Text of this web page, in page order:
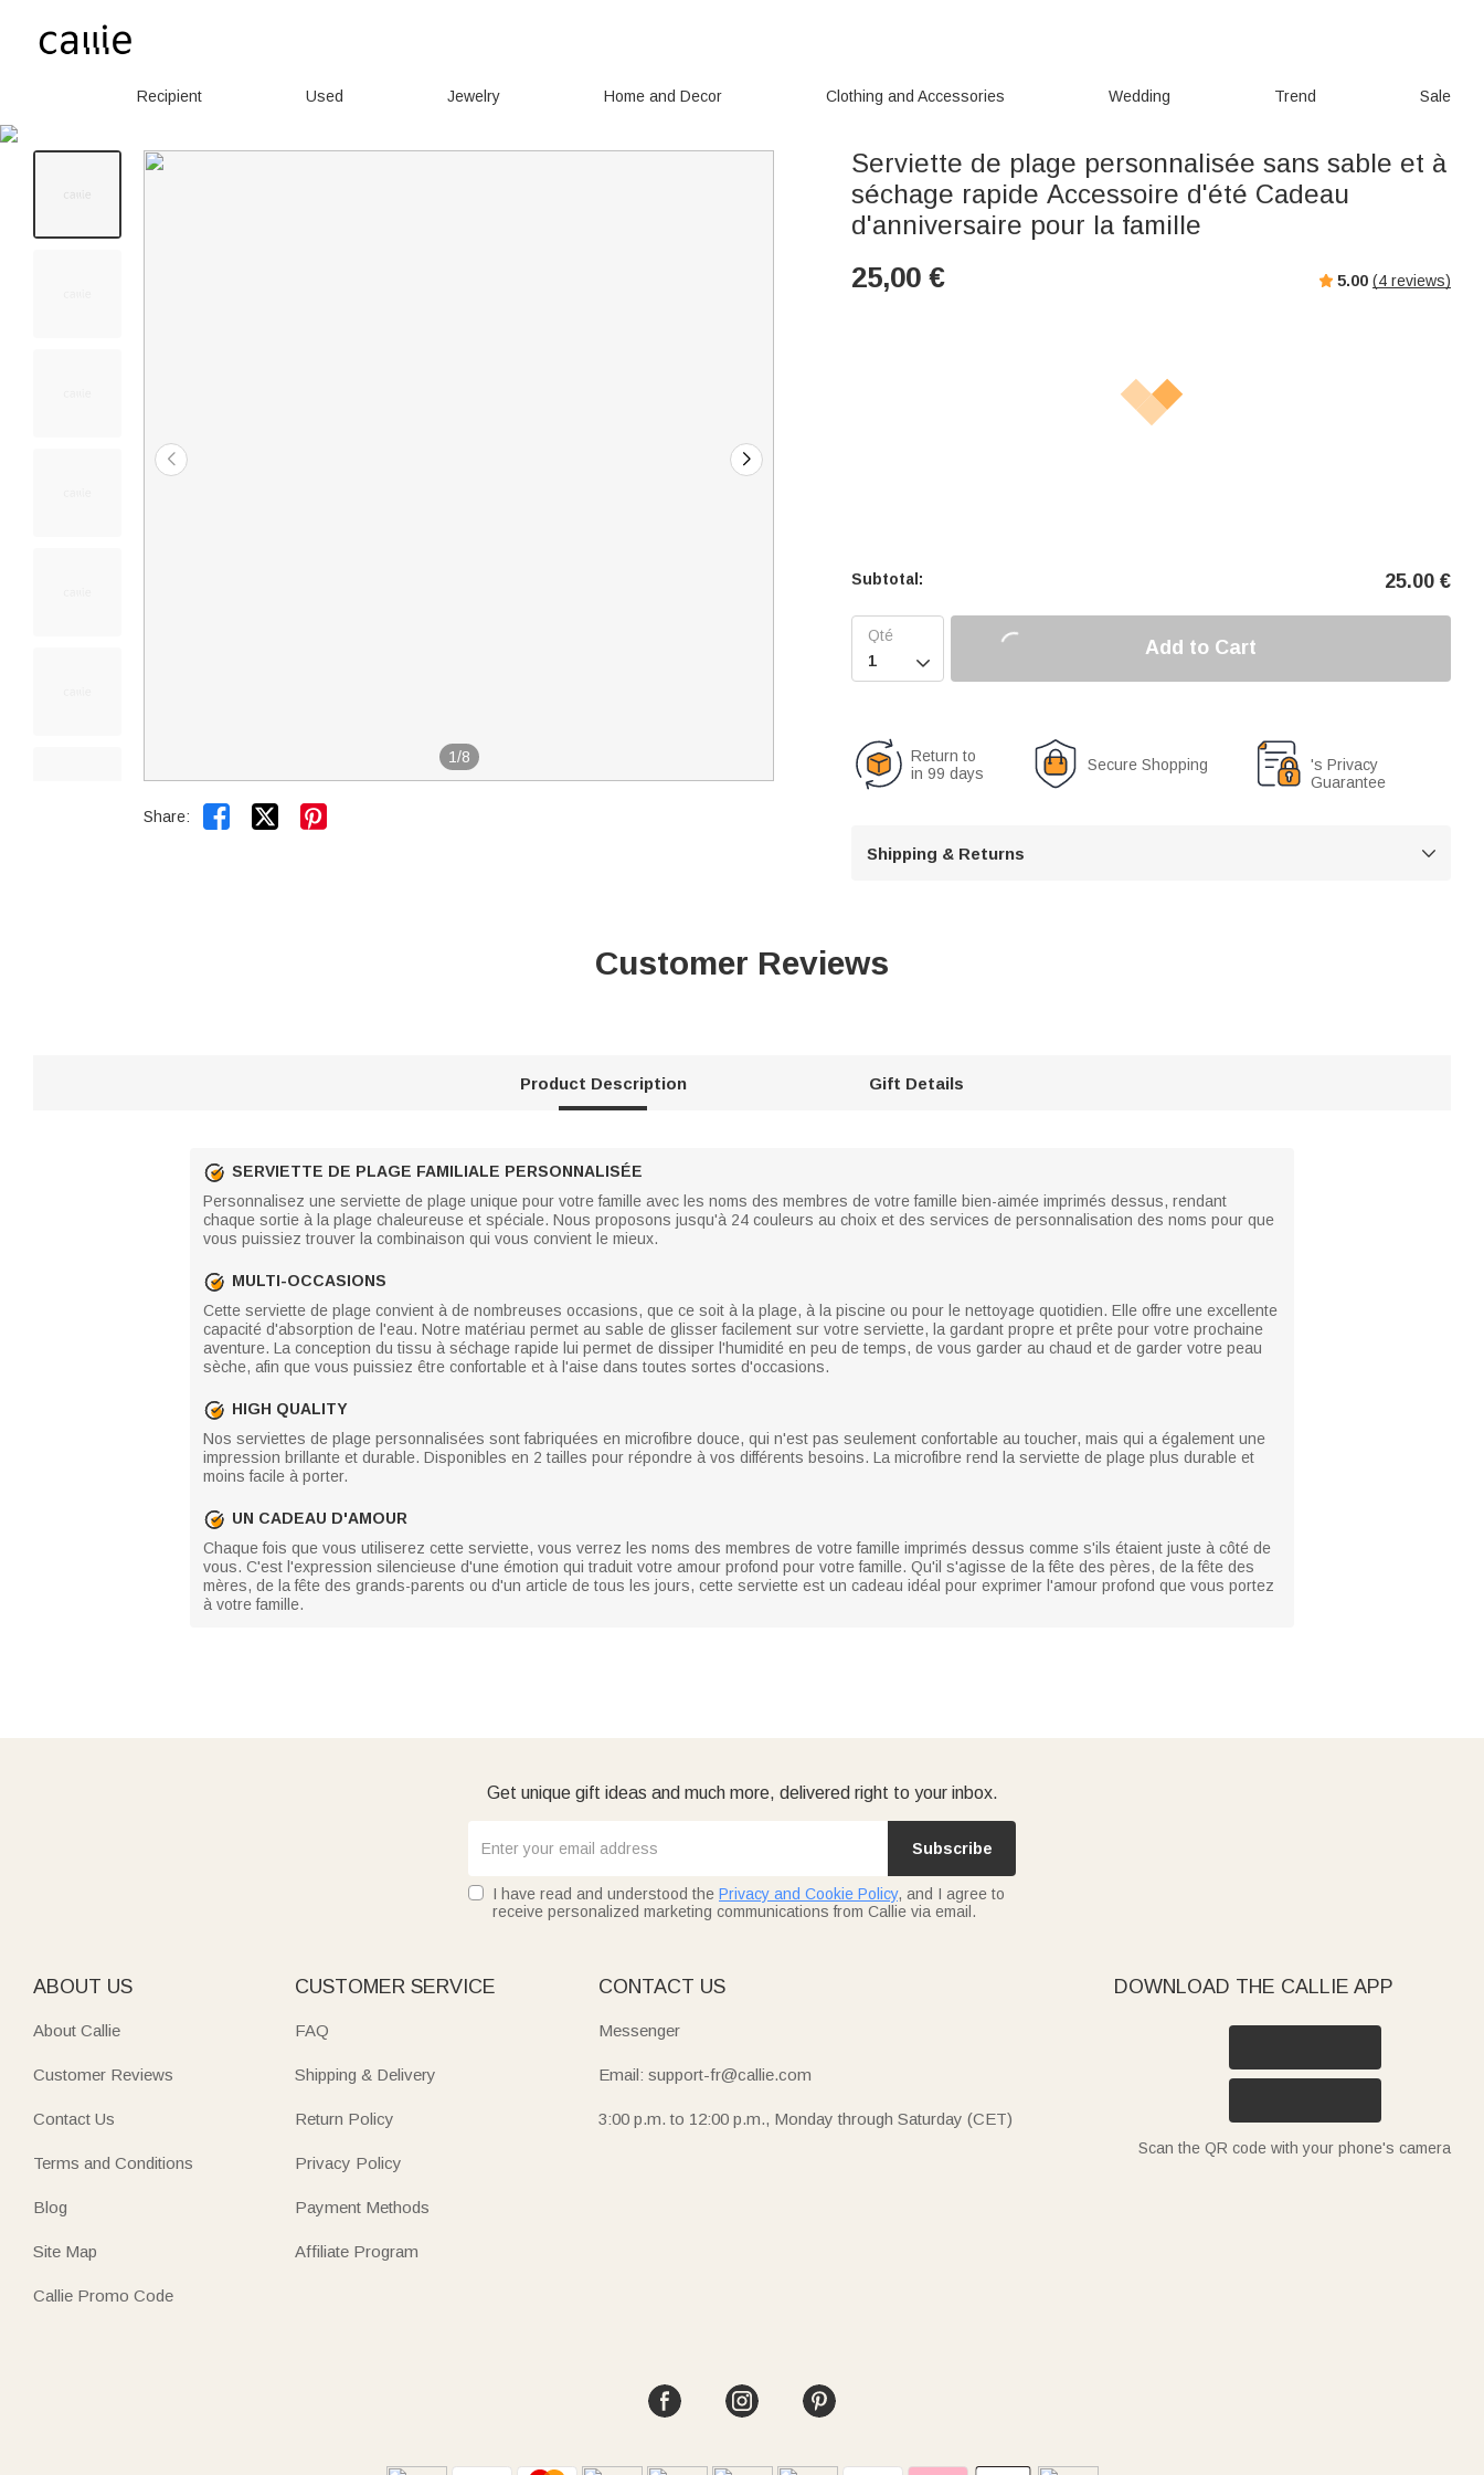
Recipient Used Jewelry Home and Decor Clothing and Accessories Wedding Trend Sale
1/8
Share:  
Serviette de plage personnalisée sans sable et à
séchage rapide Accessoire d'été Cadeau
d'anniversaire pour la famille
25,00 € 5.00 (4 reviews)
Subtotal: 25.00 €

Add to Cart
Return to
in 99 days
Secure Shopping
's Privacy
Guarantee
Shipping & Returns 
Customer Reviews
Product Description Gift Details
SERVIETTE DE PLAGE FAMILIALE PERSONNALISÉE
Personnalisez une serviette de plage unique pour votre famille avec les noms des membres de votre famille bien-aimée imprimés dessus, rendant
chaque sortie à la plage chaleureuse et spéciale. Nous proposons jusqu'à 24 couleurs au choix et des services de personnalisation des noms pour que
vous puissiez trouver la combinaison qui vous convient le mieux.
MULTI-OCCASIONS
Cette serviette de plage convient à de nombreuses occasions, que ce soit à la plage, à la piscine ou pour le nettoyage quotidien. Elle offre une excellente
capacité d'absorption de l'eau. Notre matériau permet au sable de glisser facilement sur votre serviette, la gardant propre et prête pour votre prochaine
aventure. La conception du tissu à séchage rapide lui permet de dissiper l'humidité en peu de temps, de vous garder au chaud et de garder votre peau
sèche, afin que vous puissiez être confortable et à l'aise dans toutes sortes d'occasions.
HIGH QUALITY
Nos serviettes de plage personnalisées sont fabriquées en microfibre douce, qui n'est pas seulement confortable au toucher, mais qui a également une
impression brillante et durable. Disponibles en 2 tailles pour répondre à vos différents besoins. La microfibre rend la serviette de plage plus durable et
moins facile à porter.
UN CADEAU D'AMOUR
Chaque fois que vous utiliserez cette serviette, vous verrez les noms des membres de votre famille imprimés dessus comme s'ils étaient juste à côté de
vous. C'est l'expression silencieuse d'une émotion qui traduit votre amour profond pour votre famille. Qu'il s'agisse de la fête des pères, de la fête des
mères, de la fête des grands-parents ou d'un article de tous les jours, cette serviette est un cadeau idéal pour exprimer l'amour profond que vous portez
à votre famille.
Get unique gift ideas and much more, delivered right to your inbox.
Subscribe
I have read and understood the Privacy and Cookie Policy, and I agree to
receive personalized marketing communications from Callie via email.
ABOUT US
About Callie
Customer Reviews
Contact Us
Terms and Conditions
Blog
Site Map
Callie Promo Code
CUSTOMER SERVICE
FAQ
Shipping & Delivery
Return Policy
Privacy Policy
Payment Methods
Affiliate Program
CONTACT US
Messenger
Email: support-fr@callie.com
3:00 p.m. to 12:00 p.m., Monday through Saturday (CET)
DOWNLOAD THE CALLIE APP
Scan the QR code with your phone's camera